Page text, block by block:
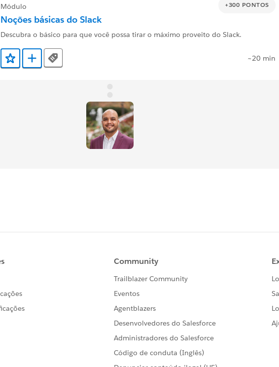
+300 PONTOS
Módulo
Noções básicas do Slack
Descubra o básico para que você possa tirar o máximo proveito do Slack.
Adicionar a Favoritos
Adicionar a Trailmix
Tags ~20 min